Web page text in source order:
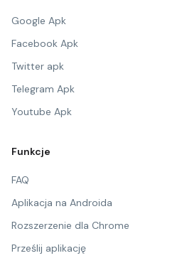
Google Apk
Facebook Apk
Twitter apk
Telegram Apk
Youtube Apk
Funkcje
FAQ
Aplikacja na Androida
Rozszerzenie dla Chrome
Prześlij aplikację